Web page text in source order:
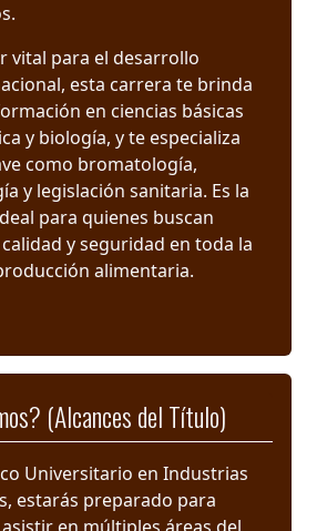
vital para el desarrollo
esta carrera te brinda
en ciencias básicas
y biología, y te especializa
como bromatología,
y legislación sanitaria. Es la
para quienes buscan
y seguridad en toda la
alimentaria.
(Alcances del Título)
Universitario en Industrias
estarás preparado para